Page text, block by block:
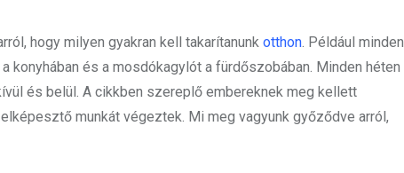
hogy milyen gyakran kell takarítanunk otthon. Például minden
és a mosdókagylót a fürdőszobában. Minden héten
és belül. A cikkben szereplő embereknek meg kellett
munkát végeztek. Mi meg vagyunk győződve arról,